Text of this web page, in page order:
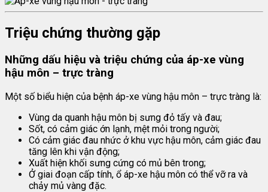
Triệu chứng thường gặp
Những dấu hiệu và triệu chứng của áp-xe vùng
hậu môn – trực tràng
Một số biểu hiện của bệnh áp-xe vùng hậu môn – trực tràng là:
Vùng da quanh hậu môn bị sưng đỏ tấy và đau;
Sốt, có cảm giác ớn lạnh, mệt mỏi trong người;
Có cảm giác đau nhức ở khu vực hậu môn, cảm giác đau
tăng lên khi vận động;
Xuất hiện khối sưng cứng có mủ bên trong;
Ở giai đoạn cấp tính, ổ áp-xe hậu môn có thể vỡ ra và
chảy mủ vàng đặc.